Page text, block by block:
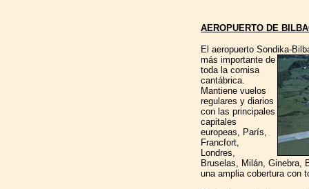
AEROPUERTO DE
El aeropuerto Sondika-
más importante de
toda la cornisa
cantábrica.
Mantiene vuelos
regulares y diarios
con las principales
capitales
europeas, París,
Francfort,
Londres,
Bruselas, Milán, Ginebra,
una amplia cobertura con